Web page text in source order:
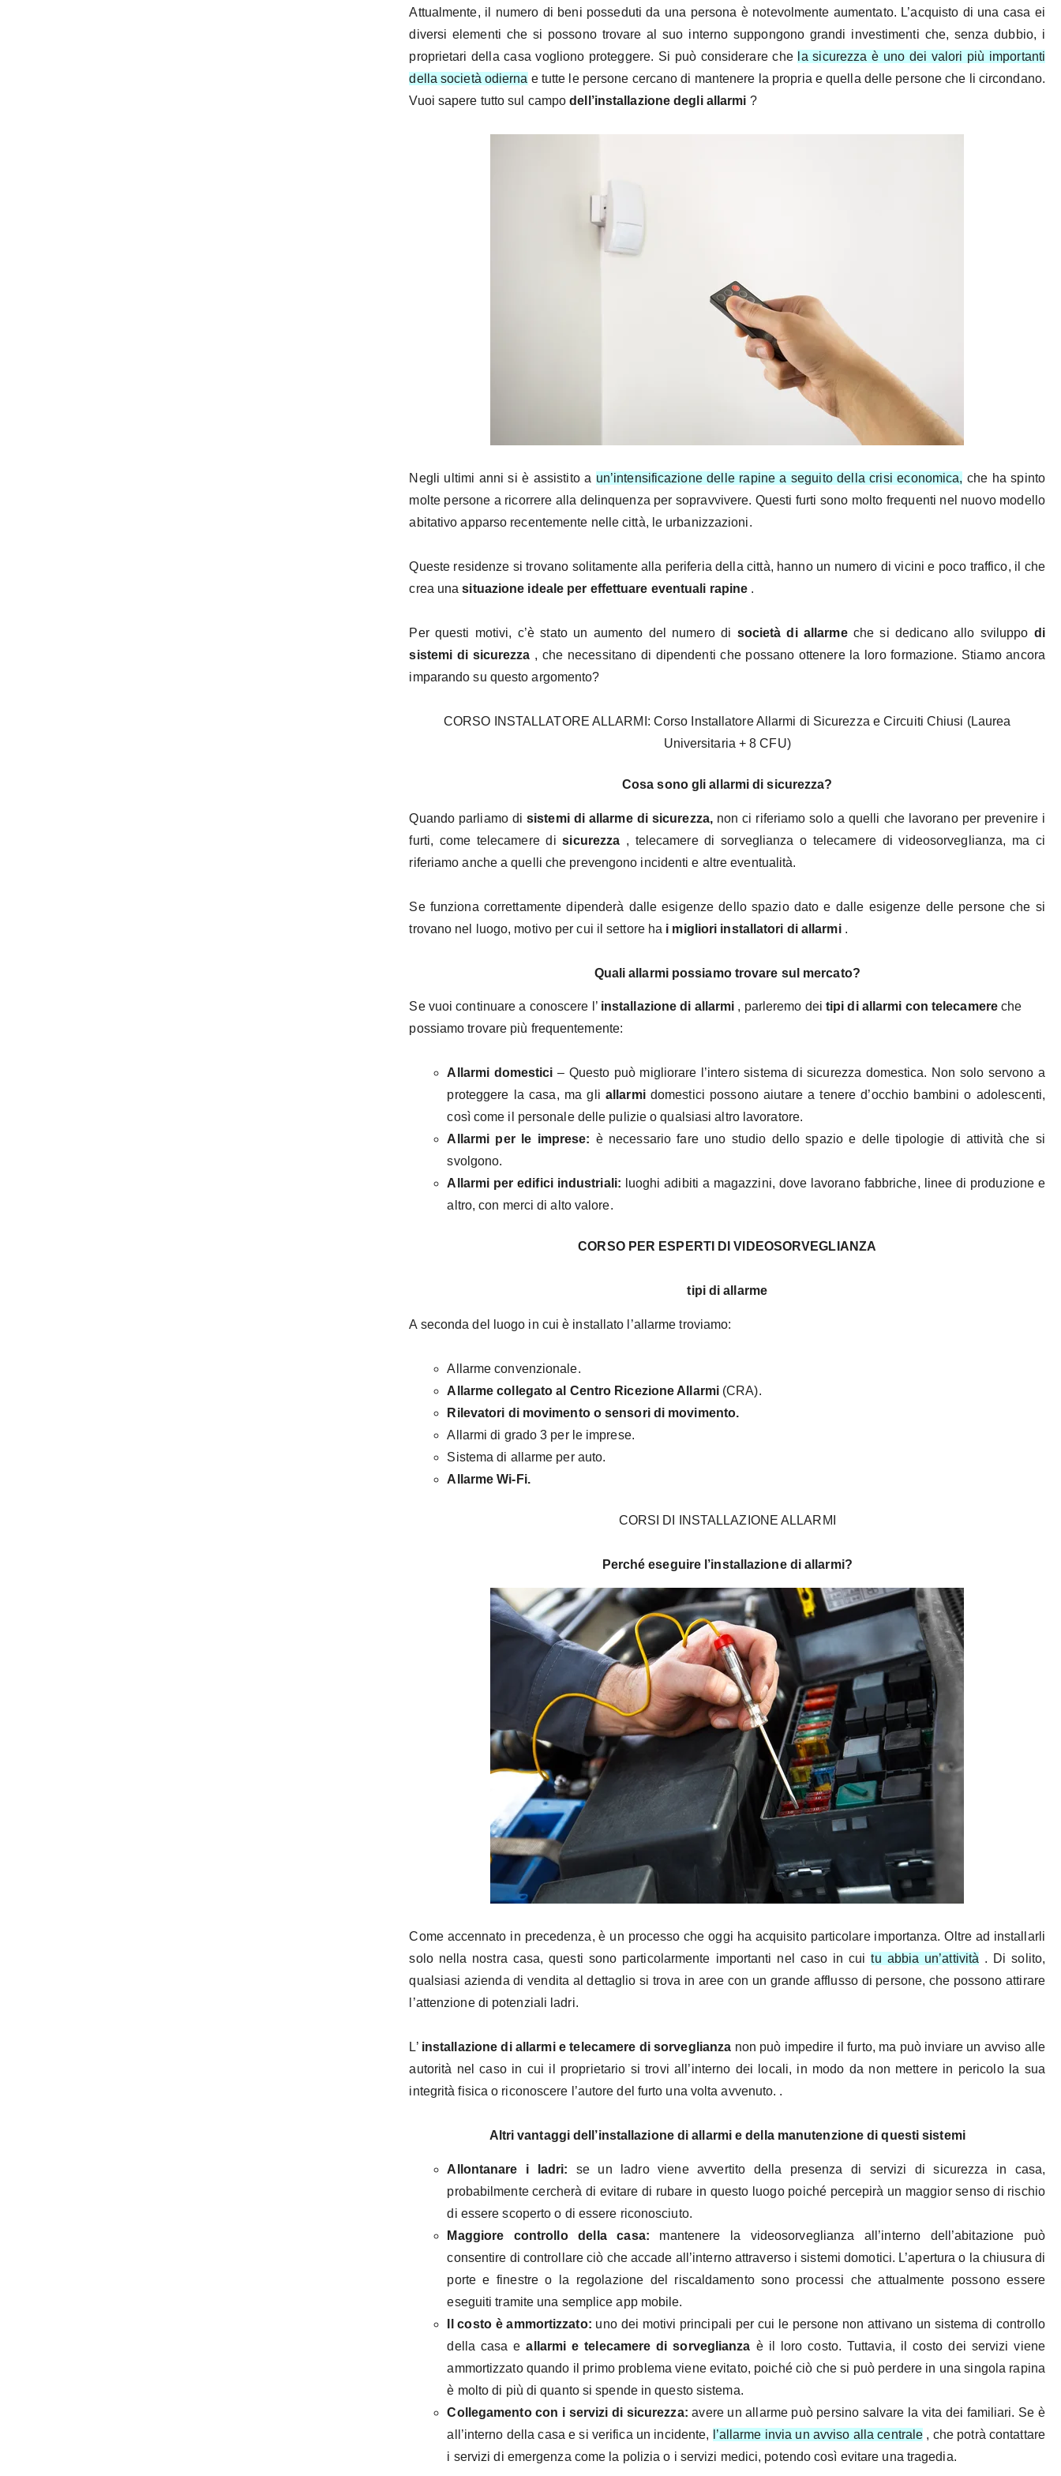
Attualmente, il numero di beni posseduti da una persona è notevolmente aumentato. L’acquisto di una casa ei
diversi elementi che si possono trovare al suo interno suppongono grandi investimenti che, senza dubbio, i
proprietari della casa vogliono proteggere. Si può considerare che la sicurezza è uno dei valori più importanti
della società odierna e tutte le persone cercano di mantenere la propria e quella delle persone che li circondano.
Vuoi sapere tutto sul campodell’installazione degli allarmi ?
Negli ultimi anni si è assistito a un’intensificazione delle rapine a seguito della crisi economica, che ha spinto
molte persone a ricorrere alla delinquenza per sopravvivere. Questi furti sono molto frequenti nel nuovo modello
abitativo apparso recentemente nelle città, le urbanizzazioni.
Queste residenze si trovano solitamente alla periferia della città, hanno un numero di vicini e poco traffico, il che
crea unasituazione ideale per effettuare eventuali rapine .
Per questi motivi, c’è stato un aumento del numero di società di allarmeche si dedicano allo sviluppo di
sistemi di sicurezza , che necessitano di dipendenti che possano ottenere la loro formazione. Stiamo ancora
imparando su questo argomento?
CORSO INSTALLATORE ALLARMI: Corso Installatore Allarmi di Sicurezza e Circuiti Chiusi (Laurea
Universitaria + 8 CFU)
Cosa sono gli allarmi di sicurezza?
Quando parliamo disistemi di allarme di sicurezza,non ci riferiamo solo a quelli che lavorano per prevenire i
furti, come telecamere disicurezza , telecamere di sorveglianza o telecamere di videosorveglianza, ma ci
riferiamo anche a quelli che prevengono incidenti e altre eventualità.
Se funziona correttamente dipenderà dalle esigenze dello spazio dato e dalle esigenze delle persone che si
trovano nel luogo, motivo per cui il settore ha i migliori installatori di allarmi.
Quali allarmi possiamo trovare sul mercato?
Se vuoi continuare a conoscere l’ installazione di allarmi , parleremo dei tipi di allarmi con telecamereche
possiamo trovare più frequentemente:
Allarmi domestici – Questo può migliorare l’intero sistema di sicurezza domestica. Non solo servono a
proteggere la casa, ma gli allarmidomestici possono aiutare a tenere d’occhio bambini o adolescenti,
così come il personale delle pulizie o qualsiasi altro lavoratore.
Allarmi per le imprese: è necessario fare uno studio dello spazio e delle tipologie di attività che si
svolgono.
Allarmi per edifici industriali: luoghi adibiti a magazzini, dove lavorano fabbriche, linee di produzione e
altro, con merci di alto valore.
CORSO PER ESPERTI DI VIDEOSORVEGLIANZA
tipi di allarme
A seconda del luogo in cui è installato l’allarme troviamo:
Allarme convenzionale.
Allarme collegato al Centro Ricezione Allarmi(CRA).
Rilevatori di movimento o sensori di movimento.
Allarmi di grado 3 per le imprese.
Sistema di allarme per auto.
Allarme Wi-Fi.
CORSI DI INSTALLAZIONE ALLARMI
Perché eseguire l’installazione di allarmi?
Come accennato in precedenza, è un processo che oggi ha acquisito particolare importanza. Oltre ad installarli
solo nella nostra casa, questi sono particolarmente importanti nel caso in cuitu abbia un’attività . Di solito,
qualsiasi azienda di vendita al dettaglio si trova in aree con un grande afflusso di persone, che possono attirare
l’attenzione di potenziali ladri.
L’ installazione di allarmi e telecamere di sorveglianza non può impedire il furto, ma può inviare un avviso alle
autorità nel caso in cui il proprietario si trovi all’interno dei locali, in modo da non mettere in pericolo la sua
integrità fisica o riconoscere l’autore del furto una volta avvenuto. .
Altri vantaggi dell’installazione di allarmi e della manutenzione di questi sistemi
Allontanare i ladri: se un ladro viene avvertito della presenza di servizi di sicurezza in casa,
probabilmente cercherà di evitare di rubare in questo luogo poiché percepirà un maggior senso di rischio
di essere scoperto o di essere riconosciuto.
Maggiore controllo della casa: mantenere la videosorveglianza all’interno dell’abitazione può
consentire di controllare ciò che accade all’interno attraverso i sistemi domotici. L’apertura o la chiusura di
porte e finestre o la regolazione del riscaldamento sono processi che attualmente possono essere
eseguiti tramite una semplice app mobile.
Il costo è ammortizzato: uno dei motivi principali per cui le persone non attivano un sistema di controllo
della casa eallarmi e telecamere di sorveglianza è il loro costo. Tuttavia, il costo dei servizi viene
ammortizzato quando il primo problema viene evitato, poiché ciò che si può perdere in una singola rapina
è molto di più di quanto si spende in questo sistema.
Collegamento con i servizi di sicurezza: avere un allarme può persino salvare la vita dei familiari. Se è
all’interno della casa e si verifica un incidente,
l’allarme invia un avviso alla centrale , che potrà contattare
i servizi di emergenza come la polizia o i servizi medici, potendo così evitare una tragedia.